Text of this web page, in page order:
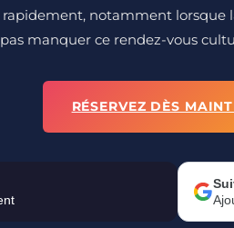
notamment lorsque
manquer ce rendez-vous
RÉSERVEZ DÈS